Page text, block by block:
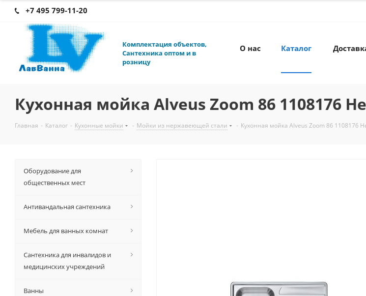
+7 495 799-11-20
Комплектация объектов,
Сантехника оптом и в
розницу
О нас Каталог
Кухонная мойка Alveus Zoom 86 1108176
Главная - Каталог - Кухонные мойки - Мойки из нержавеющей стали - Кухонная мойка Alveus Zoom 86 1108176
Оборудование для
общественных мест
Антивандальная сантехника
Мебель для ванных комнат
Сантехника для инвалидов и
медицинских учреждений
Ванны